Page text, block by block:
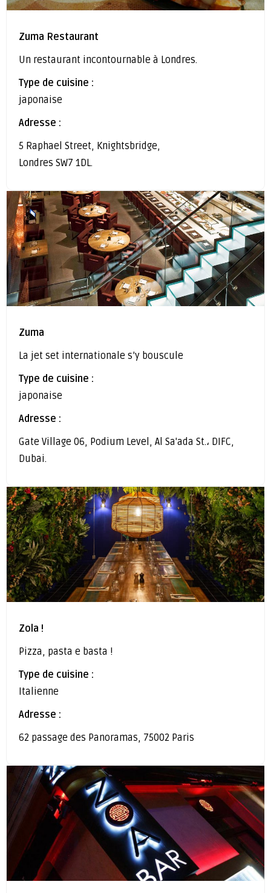
Zuma Restaurant
Un restaurant incontournable à Londres.
Type de cuisine :
japonaise
Adresse :
5 Raphael Street, Knightsbridge,
Londres SW7 1DL.
Zuma
La jet set internationale s’y bouscule
Type de cuisine :
japonaise
Adresse :
Gate Village 06, Podium Level, Al Sa'ada St.، DIFC,
Dubai.
Zola !
Pizza, pasta e basta !
Type de cuisine :
Italienne
Adresse :
62 passage des Panoramas, 75002 Paris